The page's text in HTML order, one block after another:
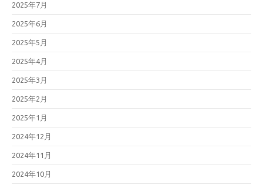
2025年7月
2025年6月
2025年5月
2025年4月
2025年3月
2025年2月
2025年1月
2024年12月
2024年11月
2024年10月